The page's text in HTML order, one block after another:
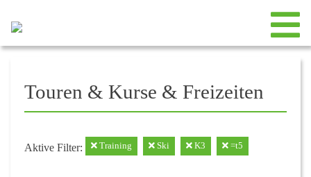
Touren & Kurse & Freizeiten
Aktive Filter: Training Ski K3 =t5